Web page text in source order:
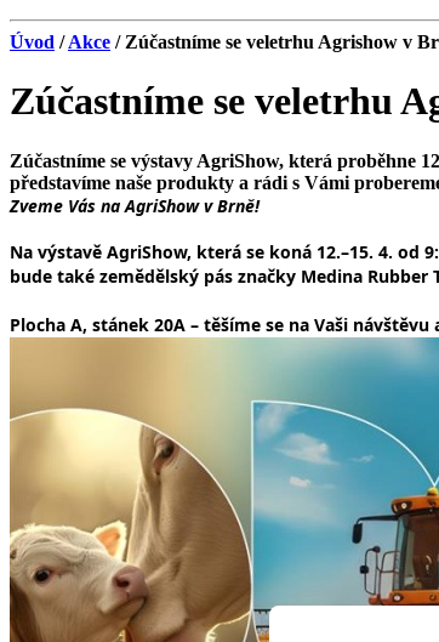
Úvod /Akce / Zúčastníme se veletrhu Agrishow v
Zúčastníme se veletrhu
Zúčastníme se výstavy AgriShow, která proběhne
představíme naše produkty a rádi s Vámi
Zveme Vás na AgriShow v Brně!
Na výstavě AgriShow, která se koná 12.–15. 4.
bude také zemědělský pás značky Medina
Plocha A, stánek 20A – těšíme se na Vaši